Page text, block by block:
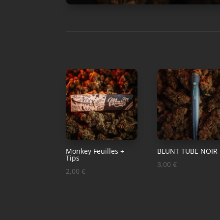
Monkey Feuilles +
Tips
2,00€
BLUNT TUBE NOIR
3,00€